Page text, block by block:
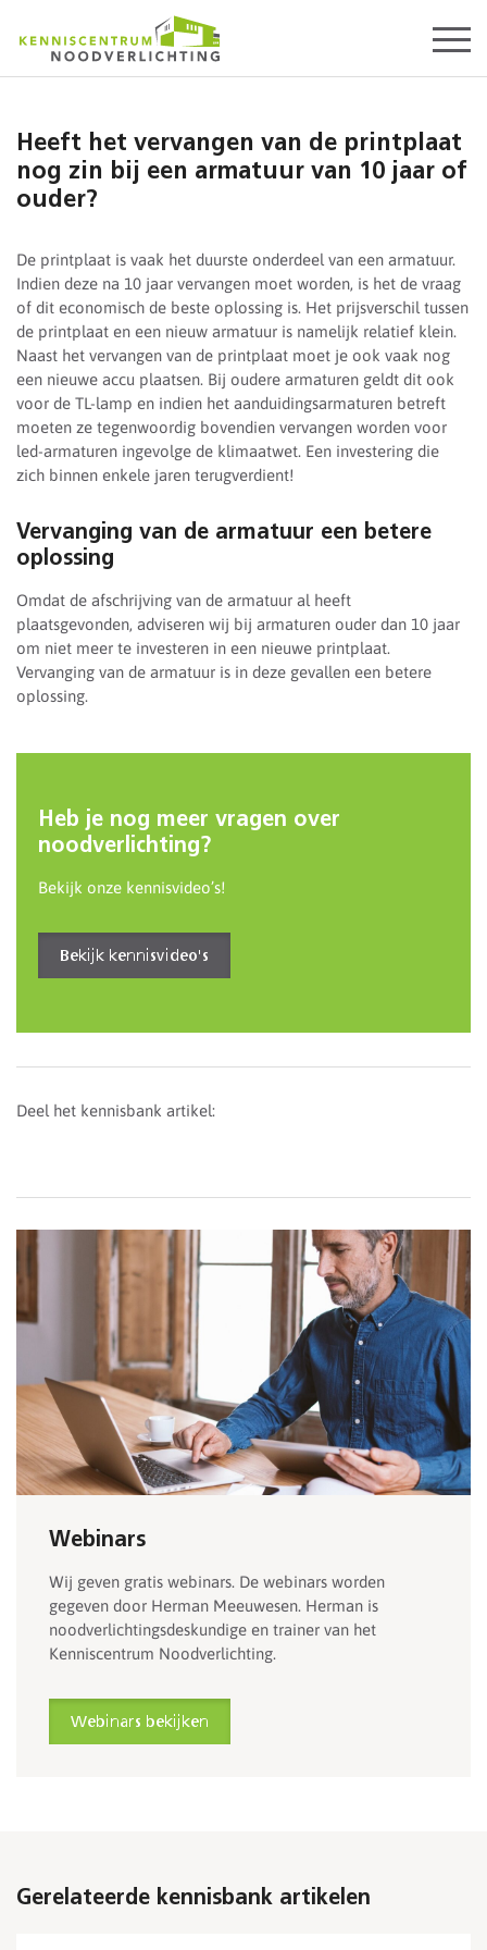
content
Heeft het vervangen van de printplaat
nog zin bij een armatuur van 10 jaar of
ouder?
De printplaat is vaak het duurste onderdeel van een armatuur.
Indien deze na 10 jaar vervangen moet worden, is het de vraag
of dit economisch de beste oplossing is. Het prijsverschil tussen
de printplaat en een nieuw armatuur is namelijk relatief klein.
Naast het vervangen van de printplaat moet je ook vaak nog
een nieuwe accu plaatsen. Bij oudere armaturen geldt dit ook
voor de TL-lamp en indien het aanduidingsarmaturen betreft
moeten ze tegenwoordig bovendien vervangen worden voor
led-armaturen ingevolge de klimaatwet. Een investering die
zich binnen enkele jaren terugverdient!
Vervanging van de armatuur een betere
oplossing
Omdat de afschrijving van de armatuur al heeft
plaatsgevonden, adviseren wij bij armaturen ouder dan 10 jaar
om niet meer te investeren in een nieuwe printplaat.
Vervanging van de armatuur is in deze gevallen een betere
oplossing.
Heb je nog meer vragen over
noodverlichting?
Bekijk onze kennisvideo’s!
Bekijk kennisvideo's
Deel het kennisbank artikel:
Webinars
Wij geven gratis webinars. De webinars worden
gegeven door Herman Meeuwesen. Herman is
noodverlichtingsdeskundige en trainer van het
Kenniscentrum Noodverlichting.
Webinars bekijken
Gerelateerde kennisbank artikelen